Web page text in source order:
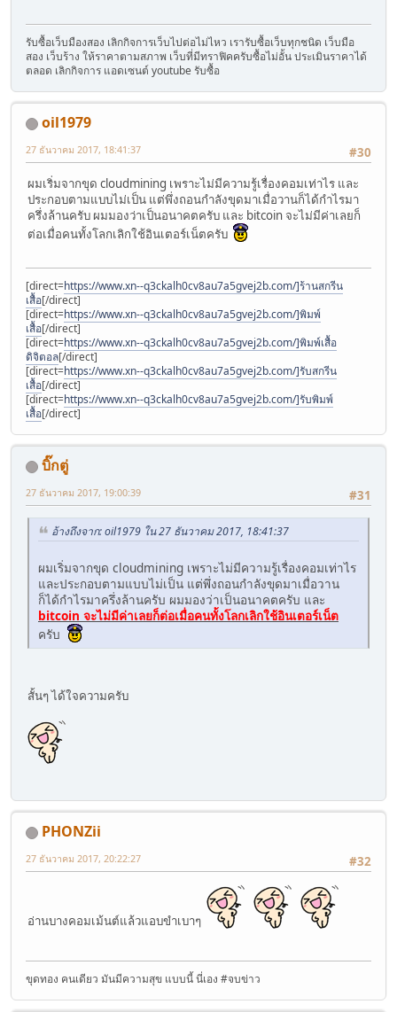
รับซื้อเว็บมืองสอง เลิกกิจการเว็บไปต่อไม่ไหว เรารับซื้อเว็บทุกชนิด เว็บมือ
สอง เว็บร้าง ให้ราคาตามสภาพ เว็บที่มีทราฟิคครับซื้อไม่อั้น ประเมินราคาได้
ตลอด เลิกกิจการ แอดเซนต์ youtube รับซื้อ
oil1979
#30
27 ธันวาคม 2017, 18:41:37
ผมเริ่มจากขุด cloudmining เพราะไม่มีความรู้เรื่องคอมเท่าไร และ
ประกอบตามแบบไม่เป็น แต่พึ่งถอนกำลังขุดมาเมื่อวานก็ได้กำไรมา
ครึ่งล้านครับ ผมมองว่าเป็นอนาคตครับ และ bitcoin จะไม่มีค่าเลยก็
ต่อเมื่อคนทั้งโลกเลิกใช้อินเตอร์เน็ตครับ
[direct=https://www.xn--q3ckalh0cv8au7a5gvej2b.com/]ร้านสกรีน
เสื้อ[/direct]
[direct=https://www.xn--q3ckalh0cv8au7a5gvej2b.com/]พิมพ์
เสื้อ[/direct]
[direct=https://www.xn--q3ckalh0cv8au7a5gvej2b.com/]พิมพ์เสื้อ
ดิจิตอล[/direct]
[direct=https://www.xn--q3ckalh0cv8au7a5gvej2b.com/]รับสกรีน
เสื้อ[/direct]
[direct=https://www.xn--q3ckalh0cv8au7a5gvej2b.com/]รับพิมพ์
เสื้อ[/direct]
บิ๊กตู่
#31
27 ธันวาคม 2017, 19:00:39
อ้างถึงจาก: oil1979 ใน 27 ธันวาคม 2017, 18:41:37
ผมเริ่มจากขุด cloudmining เพราะไม่มีความรู้เรื่องคอมเท่าไร
และประกอบตามแบบไม่เป็น แต่พึ่งถอนกำลังขุดมาเมื่อวาน
ก็ได้กำไรมาครึ่งล้านครับ ผมมองว่าเป็นอนาคตครับ และ
bitcoin จะไม่มีค่าเลยก็ต่อเมื่อคนทั้งโลกเลิกใช้อินเตอร์เน็ต
ครับ
สั้นๆ ได้ใจความครับ
PHONZii
#32
27 ธันวาคม 2017, 20:22:27
อ่านบางคอมเม้นต์แล้วแอบขำเบาๆ
ขุดทอง คนเดียว มันมีความสุข แบบนี้ นี่เอง #จบข่าว